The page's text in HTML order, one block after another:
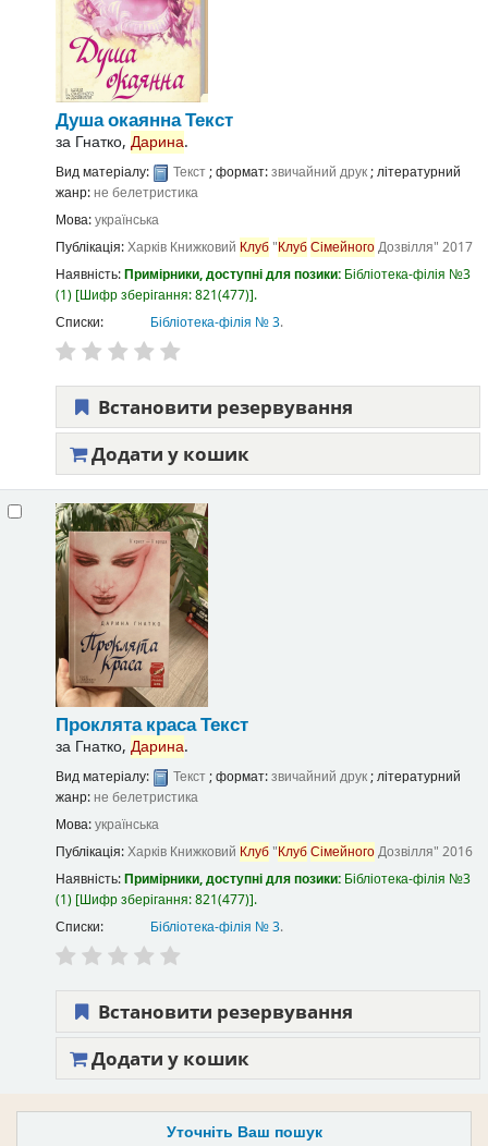
Уточніть Ваш пошук
Душа окаяннаТекст
за Гнатко, Дарина.
Вид матеріалу: Текст; формат:звичайний друк; літературний
жанр:не белетристика
Мова:українська
Публікація:Харків Книжковий Клуб"КлубСімейногоДозвілля" 2017
Наявність:Примірники, доступні для позики: Бібліотека-філія №3
(1) Шифр зберігання:821(477) .
Списки:
Бібліотека-філія № 3.
Встановити резервування
Додати у кошик
Проклята красаТекст
за Гнатко, Дарина.
Вид матеріалу: Текст; формат:звичайний друк; літературний
жанр: не белетристика
Мова:українська
Публікація:Харків Книжковий Клуб"КлубСімейногоДозвілля" 2016
Наявність:Примірники, доступні для позики: Бібліотека-філія №3
(1) Шифр зберігання:821(477) .
Списки:
Бібліотека-філія № 3.
Встановити резервування
Додати у кошик